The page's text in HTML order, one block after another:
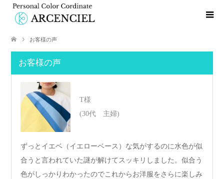
お客様の声
お客様の声
T様
(30代 主婦)
ずっとイエベ（イエローベース）な気がするのに水色が似
合うと言われていた謎が解けてスッキリしました。似合う
色がしっかりわかったのでこれからお洋服をさらに楽しみ